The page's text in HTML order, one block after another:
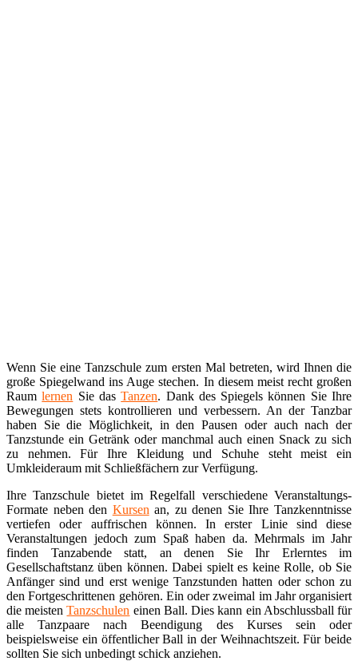
Wenn Sie eine Tanzschule zum ersten Mal betreten, wird Ihnen die
große Spiegelwand ins Auge stechen. In diesem meist recht großen
Raumlernen Sie dasTanzen. Dank des Spiegels können Sie Ihre
Bewegungen stets kontrollieren und verbessern. An der Tanzbar
haben Sie die Möglichkeit, in den Pausen oder auch nach der
Tanzstunde ein Getränk oder manchmal auch einen Snack zu sich
zu nehmen. Für Ihre Kleidung und Schuhe steht meist ein
Umkleideraum mit Schließfächern zur Verfügung.
Ihre Tanzschule bietet im Regelfall verschiedene Veranstaltungs-
Formate neben den Kursen an, zu denen Sie Ihre Tanzkenntnisse
vertiefen oder auffrischen können. In erster Linie sind diese
Veranstaltungen jedoch zum Spaß haben da. Mehrmals im Jahr
finden Tanzabende statt, an denen Sie Ihr Erlerntes im
Gesellschaftstanz üben können. Dabei spielt es keine Rolle, ob Sie
Anfänger sind und erst wenige Tanzstunden hatten oder schon zu
den Fortgeschrittenen gehören. Ein oder zweimal im Jahr organisiert
die meistenTanzschulen einen Ball. Dies kann ein Abschlussball für
alle Tanzpaare nach Beendigung des Kurses sein oder
beispielsweise ein öffentlicher Ball in der Weihnachtszeit. Für beide
sollten Sie sich unbedingt schick anziehen.